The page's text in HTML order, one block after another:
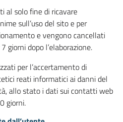
al solo fine di ricavare
sull’uso del sito e per
e vengono cancellati
giorni dopo l’elaborazione.
per l’accertamento di
reati informatici ai danni del
allo stato i dati sui contatti web
giorni.